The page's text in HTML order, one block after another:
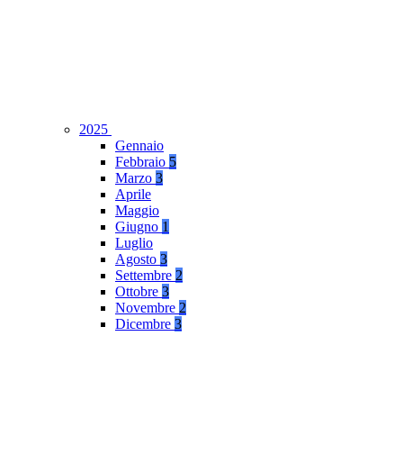
2025
Gennaio
Febbraio 5
Marzo 3
Aprile
Maggio
Giugno 1
Luglio
Agosto 3
Settembre 2
Ottobre 3
Novembre 2
Dicembre 3